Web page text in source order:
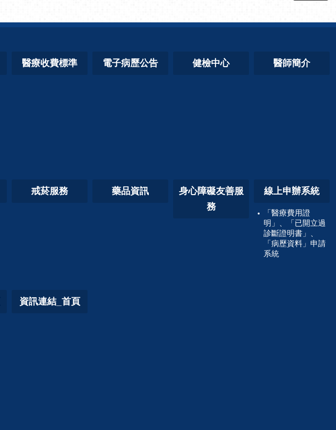
醫療收費標準 電子病歷公告 健檢中心 醫師簡介
戒菸服務 藥品資訊
身心障礙友善服
務
線上申辦系統
「醫療費用證
明」、「已開立過
診斷證明書」、
「病歷資料」申請
系統
資訊連結_首頁